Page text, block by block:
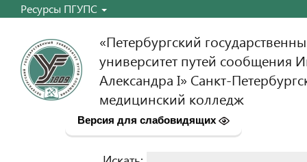
Ресурсы ПГУПС
«Петербургский
университет путей сообщения
Александра I» Санкт-
медицинский колледж
Версия для слабовидящих